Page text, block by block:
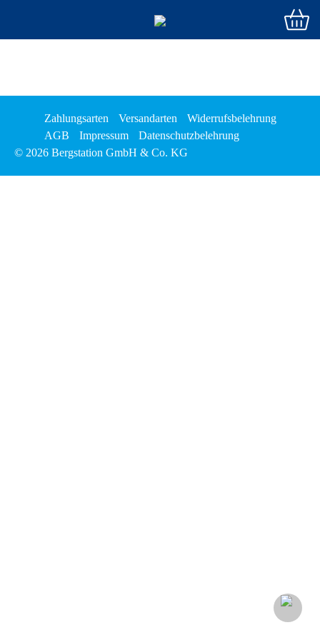
Zahlungsarten Versandarten
Widerrufsbelehrung
AGB
Impressum
Datenschutzbelehrung
© 2026 Bergstation GmbH & Co. KG